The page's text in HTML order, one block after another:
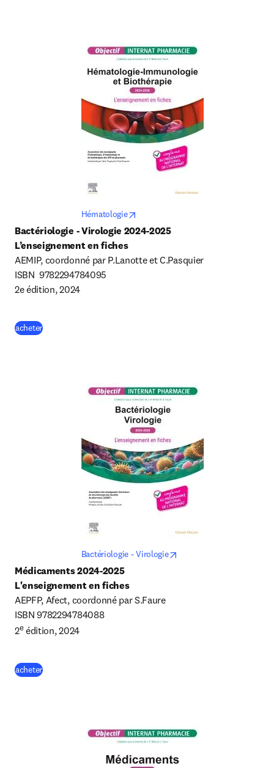
Hématologie
Bactériologie - Virologie 2024-2025
L’enseignement en fiches
AEMIP, coordonné par P.Lanotte et C.Pasquier
ISBN  9782294784095
2e édition, 2024
acheter(
Bactériologie - Virologie
Médicaments 2024-2025
L'enseignement en fiches
AEPFP, Afect, coordonné par S.Faure
ISBN 9782294784088
2e édition, 2024
acheter(